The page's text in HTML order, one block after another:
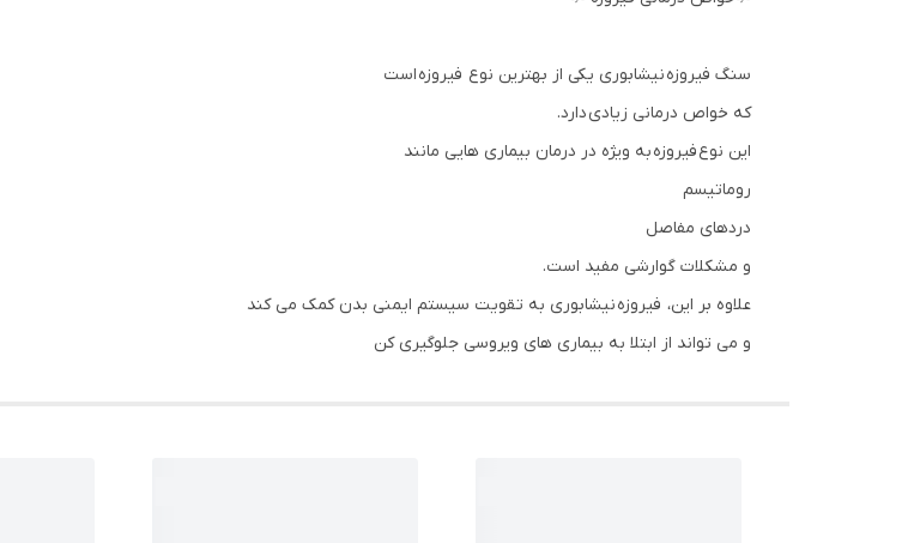
سنگ فیروزه نیشابوری یکی از بهترین نوع فیروزه است
که خواص درمانی زیادی دارد.
این نوع فیروزه به ویژه در درمان بیماری هایی مانند
روماتیسم
دردهای مفاصل
و مشکلات گوارشی مفید است.
علاوه بر این، فیروزه نیشابوری به تقویت سیستم ایمنی بدن کمک می کند
و می تواند از ابتلا به بیماری های ویروسی جلوگیری کن